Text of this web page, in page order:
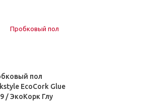
пол
EcoCork Glue
/ ЭкоКорк Глу